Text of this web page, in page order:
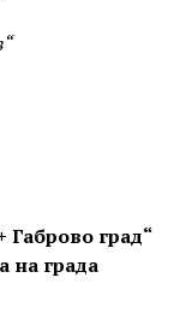
град“
на града